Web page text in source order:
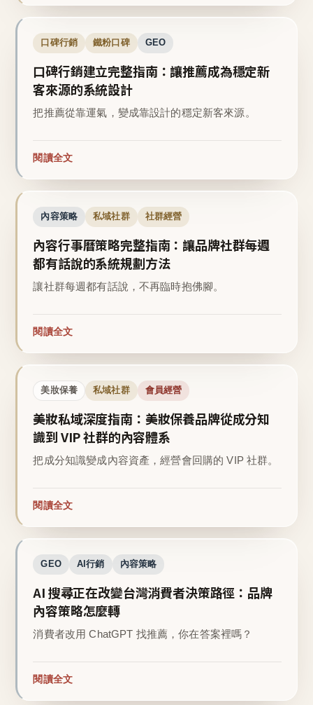
口碑行銷 鐵粉口碑 GEO
口碑行銷建立完整指南：讓推薦成為穩定新
客來源的系統設計
把推薦從靠運氣，變成靠設計的穩定新客來源。
閱讀全文
內容策略 私域社群 社群經營
內容行事曆策略完整指南：讓品牌社群每週
都有話說的系統規劃方法
讓社群每週都有話說，不再臨時抱佛腳。
閱讀全文
美妝保養 私域社群 會員經營
美妝私域深度指南：美妝保養品牌從成分知
識到 VIP 社群的內容體系
把成分知識變成內容資產，經營會回購的 VIP 社群。
閱讀全文
GEO AI行銷 內容策略
AI 搜尋正在改變台灣消費者決策路徑：品牌
內容策略怎麼轉
消費者改用 ChatGPT 找推薦，你在答案裡嗎？
閱讀全文